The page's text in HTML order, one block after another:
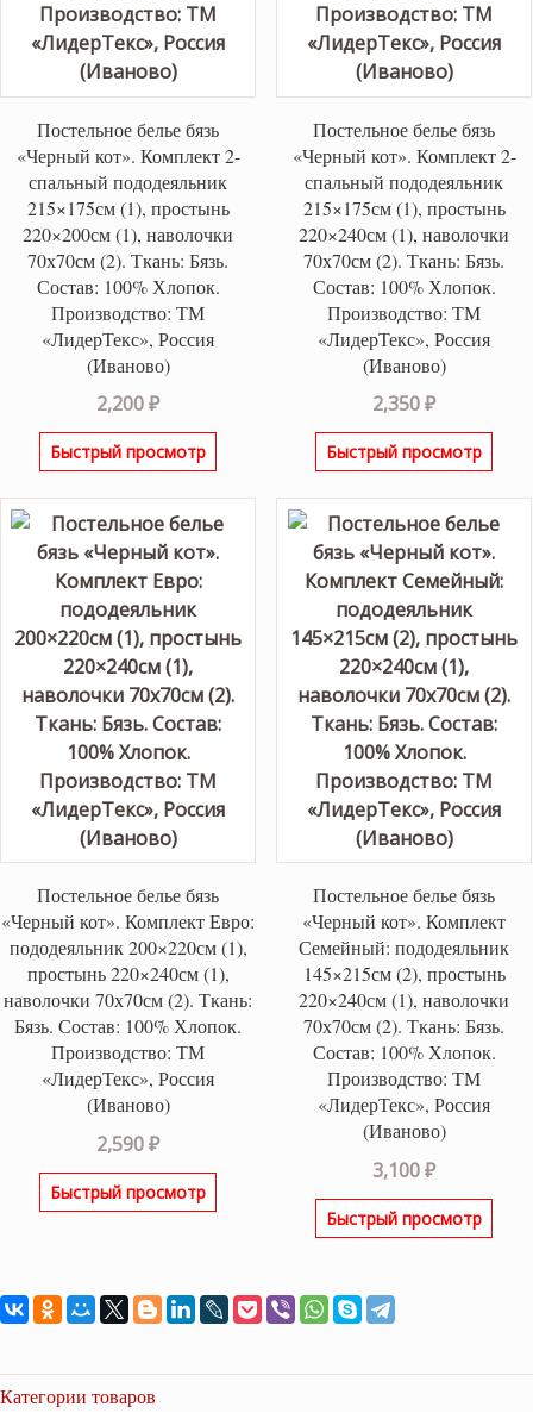
Постельное белье бязь
«Черный кот». Комплект 2-
спальный пододеяльник
215×175см (1), простынь
220×200см (1), наволочки
70х70см (2). Ткань: Бязь.
Состав: 100% Хлопок.
Производство: ТМ
«ЛидерТекс», Россия
(Иваново)
2,200₽
Быстрый просмотр
Постельное белье бязь
«Черный кот». Комплект 2-
спальный пододеяльник
215×175см (1), простынь
220×240см (1), наволочки
70х70см (2). Ткань: Бязь.
Состав: 100% Хлопок.
Производство: ТМ
«ЛидерТекс», Россия
(Иваново)
2,350₽
Быстрый просмотр
Постельное белье бязь
«Черный кот». Комплект Евро:
пододеяльник 200×220см (1),
простынь 220×240см (1),
наволочки 70х70см (2). Ткань:
Бязь. Состав: 100% Хлопок.
Производство: ТМ
«ЛидерТекс», Россия
(Иваново)
2,590₽
Быстрый просмотр
Постельное белье бязь
«Черный кот». Комплект
Семейный: пододеяльник
145×215см (2), простынь
220×240см (1), наволочки
70х70см (2). Ткань: Бязь.
Состав: 100% Хлопок.
Производство: ТМ
«ЛидерТекс», Россия
(Иваново)
3,100₽
Быстрый просмотр
Категории товаров